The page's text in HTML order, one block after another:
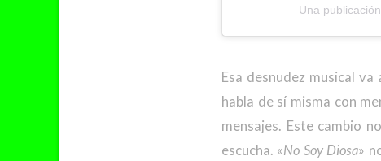
Una
Esa desnudez musical
habla de sí misma con
mensajes. Este cambio
escucha. «No Soy Diosa»